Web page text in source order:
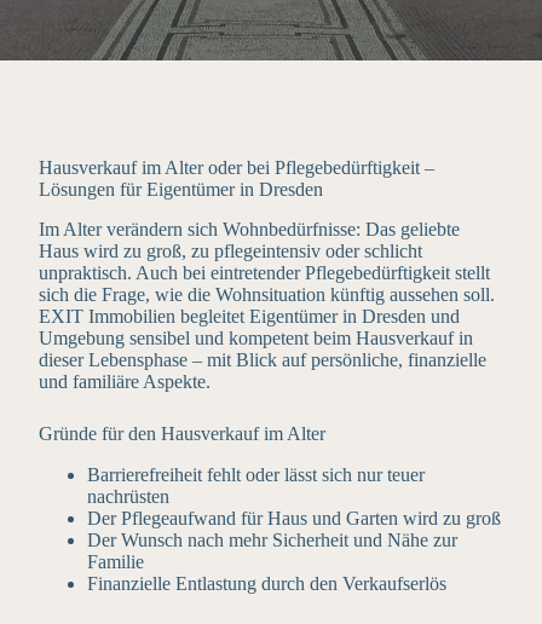
Hausverkauf im Alter oder bei Pflegebedürftigkeit –
Lösungen für Eigentümer in Dresden
Im Alter verändern sich Wohnbedürfnisse: Das geliebte
Haus wird zu groß, zu pflegeintensiv oder schlicht
unpraktisch. Auch bei eintretender Pflegebedürftigkeit stellt
sich die Frage, wie die Wohnsituation künftig aussehen soll.
EXIT Immobilien begleitet Eigentümer in Dresden und
Umgebung sensibel und kompetent beim Hausverkauf in
dieser Lebensphase – mit Blick auf persönliche, finanzielle
und familiäre Aspekte.
Gründe für den Hausverkauf im Alter
Barrierefreiheit fehlt oder lässt sich nur teuer
nachrüsten
Der Pflegeaufwand für Haus und Garten wird zu groß
Der Wunsch nach mehr Sicherheit und Nähe zur
Familie
Finanzielle Entlastung durch den Verkaufserlös